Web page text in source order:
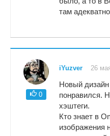
там
0
iYuzver 26
Новый
понравился.
хэштеги.
Кто знает в
изображения